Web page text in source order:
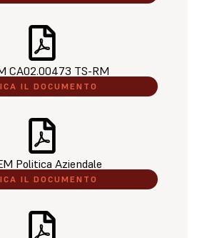
CA02.00473 TS-RM​
IL DOCUMENTO
Politica Aziendale​
IL DOCUMENTO